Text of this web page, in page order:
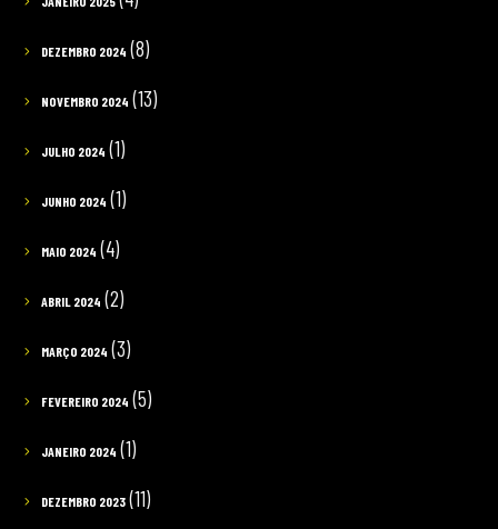
DEZEMBRO 2024 (8)
NOVEMBRO 2024 (13)
JULHO 2024 (1)
JUNHO 2024 (1)
MAIO 2024 (4)
ABRIL 2024 (2)
MARÇO 2024 (3)
FEVEREIRO 2024 (5)
JANEIRO 2024 (1)
DEZEMBRO 2023(11)